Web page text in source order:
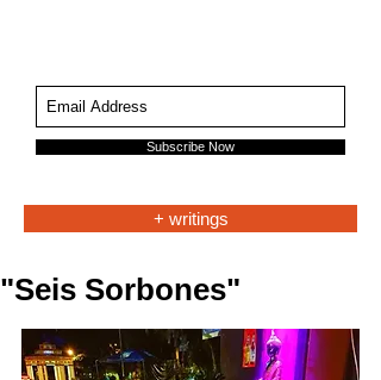
Subscribe Now
+ writings
"Seis Sorbones"